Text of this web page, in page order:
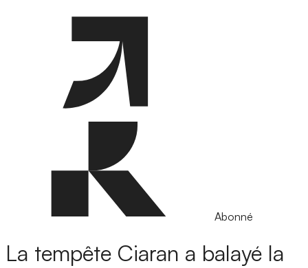
Abonné
La tempête Ciaran a balayé la